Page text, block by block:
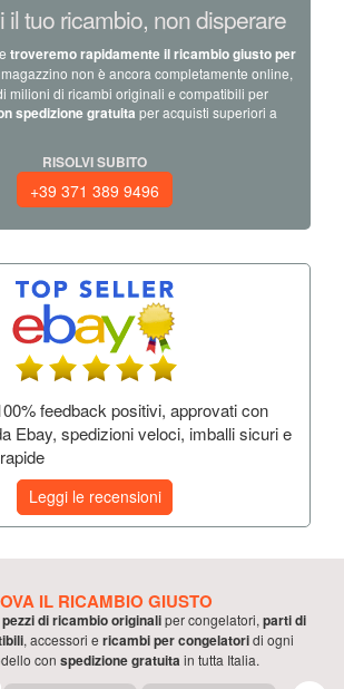
il tuo ricambio, non disperare
troveremo rapidamente il ricambio giusto per
non è ancora completamente online,
milioni di ricambi originali e compatibili per
spedizione gratuita per acquisti superiori a
RISOLVI SUBITO
+39 371 389 9496
feedback positivi, approvati con
Ebay, spedizioni veloci, imballi sicuri e
Leggi le recensioni
IL RICAMBIO GIUSTO
pezzi di ricambio originalipercongelatori, parti di
, accessori e ricambi percongelatoridi ogni
con spedizione gratuitain tutta Italia.